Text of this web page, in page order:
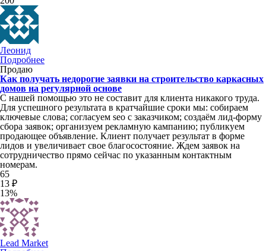
Леонид
Подробнее
Продаю
Как получать недорогие заявки на строительство каркасных
домов на регулярной основе
С нашей помощью это не составит для клиента никакого труда.
Для успешного результата в кратчайшие сроки мы: собираем
ключевые слова; согласуем seo с заказчиком; создаём лид-форму
сбора заявок; организуем рекламную кампанию; публикуем
продающее объявление. Клиент получает результат в форме
лидов и увеличивает свое благосостояние. Ждем заявок на
сотрудничество прямо сейчас по указанным контактным
номерам.
65
13 ₽
13%
Lead Market